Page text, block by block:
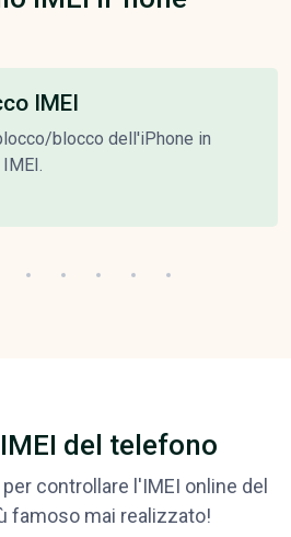
IMEI
blocco dell'iPhone in
del telefono
controllare l'IMEI online del
famoso mai realizzato!